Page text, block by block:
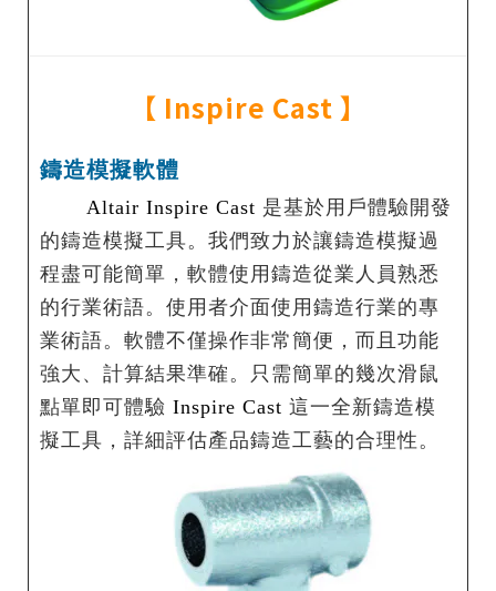
【 Inspire Cast 】
鑄造模擬軟體
Altair Inspire Cast 是基於用戶體驗開發
的鑄造模擬工具。我們致力於讓鑄造模擬過
程盡可能簡單，軟體使用鑄造從業人員熟悉
的行業術語。使用者介面使用鑄造行業的專
業術語。軟體不僅操作非常簡便，而且功能
強大、計算結果準確。只需簡單的幾次滑鼠
點單即可體驗 Inspire Cast 這一全新鑄造模
擬工具，詳細評估產品鑄造工藝的合理性。